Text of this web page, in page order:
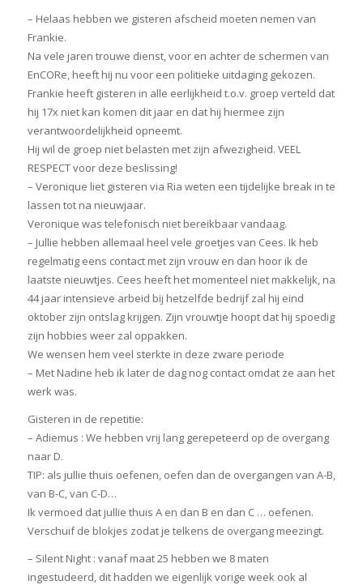
– Helaas hebben we gisteren afscheid moeten nemen van
Frankie.
Na vele jaren trouwe dienst, voor en achter de schermen van
EnCORe, heeft hij nu voor een politieke uitdaging gekozen.
Frankie heeft gisteren in alle eerlijkheid t.o.v. groep verteld dat
hij 17x niet kan komen dit jaar en dat hij hiermee zijn
verantwoordelijkheid opneemt.
Hij wil de groep niet belasten met zijn afwezigheid. VEEL
RESPECT voor deze beslissing!
– Veronique liet gisteren via Ria weten een tijdelijke break in te
lassen tot na nieuwjaar.
Veronique was telefonisch niet bereikbaar vandaag.
– Jullie hebben allemaal heel vele groetjes van Cees. Ik heb
regelmatig eens contact met zijn vrouw en dan hoor ik de
laatste nieuwtjes. Cees heeft het momenteel niet makkelijk, na
44 jaar intensieve arbeid bij hetzelfde bedrijf zal hij eind
oktober zijn ontslag krijgen. Zijn vrouwtje hoopt dat hij spoedig
zijn hobbies weer zal oppakken.
We wensen hem veel sterkte in deze zware periode
– Met Nadine heb ik later de dag nog contact omdat ze aan het
werk was.
Gisteren in de repetitie:
– Adiemus : We hebben vrij lang gerepeteerd op de overgang
naar D.
TIP: als jullie thuis oefenen, oefen dan de overgangen van A-B,
van B-C, van C-D…
Ik vermoed dat jullie thuis A en dan B en dan C … oefenen.
Verschuif de blokjes zodat je telkens de overgang meezingt.
– Silent Night : vanaf maat 25 hebben we 8 maten
ingestudeerd, dit hadden we eigenlijk vorige week ook al